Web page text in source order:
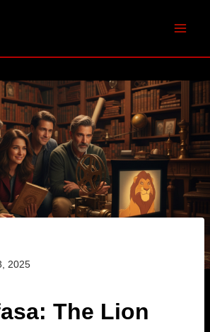
2025
The Lion